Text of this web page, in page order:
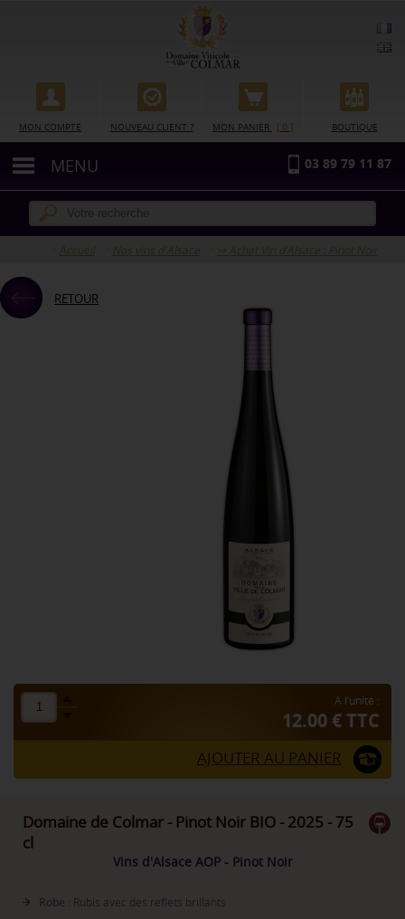
MON COMPTE NOUVEAU CLIENT ? MON PANIER [ 0 ] BOUTIQUE
03 89 79 11 87
MENU
Accueil Nos vins d'Alsace ⇒ Achat Vin d’Alsace : Pinot Noir
RETOUR
A l’unité :
12.00 € TTC
AJOUTER AU PANIER
Domaine de Colmar - Pinot Noir BIO - 2025 - 75
cl
Vins d'Alsace AOP - Pinot Noir
Robe : Rubis avec des reflets brillants